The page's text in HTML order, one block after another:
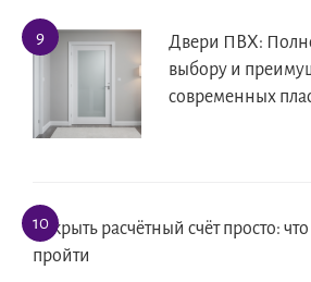
Двери ПВХ:
выбору и
современных
Открыть расчётный счёт просто:
пройти